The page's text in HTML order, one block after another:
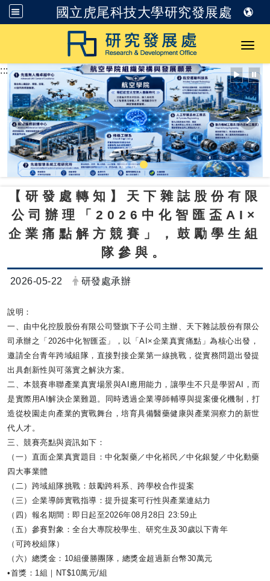
國立虎尾科技大學研究發展處
跳到主要內容
:::
【研發處轉知】天下雜誌股份有限
公司辦理「2026中化智匯盃AI×
企業痛點解方競賽」，鼓勵學生組
隊參與。
日期：
2026-05-22 發布者：
研發處承辦
說明：
一、由中化控股股份有限公司暨旗下子公司主辦、 天下雜誌股份有限公
司承辦之「2026中化智匯盃」，以「AI×企業真實痛點」為核心出發，
邀請全台青年跨域組隊， 直接對接企業第一線挑戰， 從實務問題出發提
出具創新性與可落實之解決方案。
二、本競賽串聯產業真實場景與AI應用能力， 讓學生不只是學習AI，而
是實際用AI解決企業難題。 同時透過企業導師輔導與提案優化機制， 打
造從校園走向產業的實戰舞台， 培育具備醫藥健康與產業洞察力的新世
代人才。
三、競賽亮點與資訊如下：
（一）直面企業真實題目：中化製藥／中化裕民／中化銀髮／ 中化動藥
四大事業體
（二）跨域組隊挑戰：鼓勵跨科系、跨學校合作提案
（三）企業導師實戰指導：提升提案可行性與產業連結力
（四）報名期間：即日起至2026年08月28日 23:59止
（五）參賽對象：全台大專院校學生、研究生及30歲以下青年
（可跨校組隊）
（六）總獎金：10組優勝團隊，總獎金超過新台幣30萬元
•首獎：1組｜NT$10萬元/組